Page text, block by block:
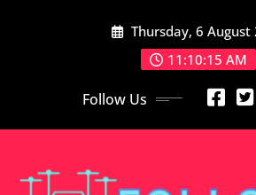
Thursday, 6 August
11:10:16 AM
Follow Us